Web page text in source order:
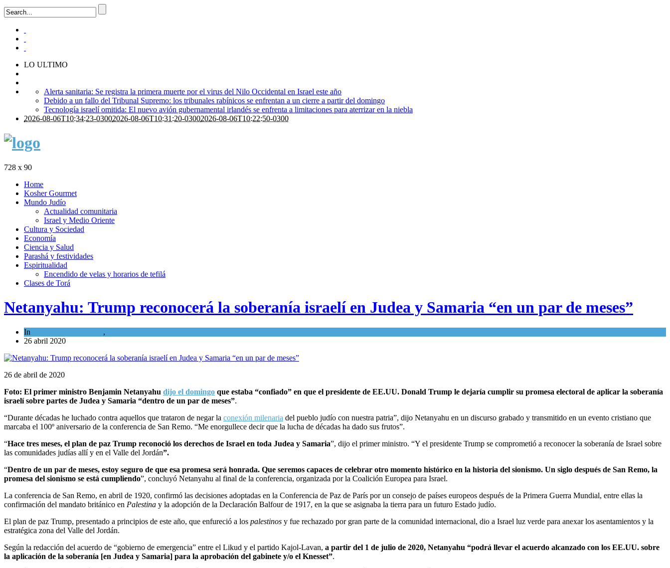
LO ULTIMO
Alerta sanitaria: Se registra la primera muerte por el virus del Nilo Occidental en Israel este año
Debido a un fallo del Tribunal Supremo: los tribunales rabínicos se enfrentan a un cierre a partir del domingo
Tecnología israelí omitida: El nuevo avión gubernamental irlandés se enfrenta a limitaciones para aterrizar en la niebla
2026-08-06T10:34:23-03002026-08-06T10:31:20-03002026-08-06T10:22:50-0300
728 x 90
Home
Kosher Gourmet
Mundo Judío
Actualidad comunitaria
Israel y Medio Oriente
Cultura y Sociedad
Economía
Ciencia y Salud
Parashá y festividades
Espiritualidad
Encendido de velas y horarios de tefilá
Clases de Torá
Netanyahu: Trump reconocerá la soberanía israelí en Judea y Samaria “en un par de meses”
In ,
26 abril 2020
26 de abril de 2020
Foto: El primer ministro Benjamin Netanyahu dijo el domingo que estaba “confiado” en que el presidente de EE.UU. Donald Trump le dejaría cumplir su promesa electoral de aplicar la soberanía
israelí sobre partes de Judea y Samaria “dentro de un par de meses”.
“Durante décadas he luchado contra aquellos que trataron de negar la conexión milenaria del pueblo judío con nuestra patria”, dijo Netanyahu en un discurso grabado y transmitido en un evento cristiano que
marcaba el 100º aniversario de la conferencia de San Remo. “Me enorgullece decir que la lucha de décadas ha dado sus frutos”.
“Hace tres meses, el plan de paz Trump reconoció los derechos de Israel en toda Judea y Samaria”, dijo el primer ministro. “Y el presidente Trump se comprometió a reconocer la soberanía de Israel sobre
las comunidades judías allí y en el Valle del Jordán”.
“Dentro de un par de meses, estoy seguro de que esa promesa será honrada. Que seremos capaces de celebrar otro momento histórico en la historia del sionismo. Un siglo después de San Remo, la
promesa del sionismo se está cumpliendo”, concluyó Netanyahu al final de la conferencia, organizada por la Coalición Europea para Israel.
La conferencia de San Remo, en abril de 1920, confirmó las decisiones adoptadas en la Conferencia de Paz de París por un consejo de países europeos después de la Primera Guerra Mundial, entre ellas la
confirmación del mandato británico en Palestina y la adopción de la Declaración Balfour de 1917, en la que se asignaba la tierra para un futuro Estado judío.
El plan de paz Trump, presentado a principios de este año, que enfureció a los palestinos y fue rechazado por gran parte de la comunidad internacional, dio a Israel luz verde para anexar los asentamientos y la
estratégica zona del Valle del Jordán.
Según la redacción del acuerdo de “gobierno de emergencia” entre el Likud y el partido Kajol-Lavan, a partir del 1 de julio de 2020, Netanyahu “podrá llevar el acuerdo alcanzado con los EE.UU. sobre
la aplicación de la soberanía [en Judea y Samaria] para la aprobación del gabinete y/o el Knesset”.